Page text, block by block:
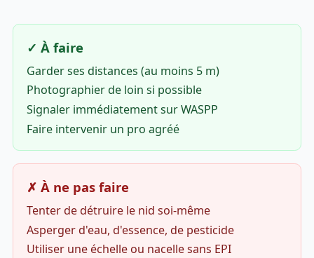
✓ À faire
Garder ses distances (au moins 5 m)
Photographier de loin si possible
Signaler immédiatement sur WASPP
Faire intervenir un pro agréé
✗ À ne pas faire
Tenter de détruire le nid soi-même
Asperger d'eau, d'essence, de pesticide
Utiliser une échelle ou nacelle sans EPI